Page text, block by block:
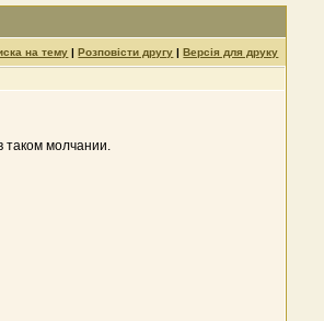
на тему |Розповісти другу |Версія для друку
таком молчании.